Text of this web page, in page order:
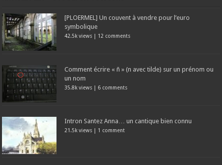
[PLOERMEL] Un couvent à vendre pour l’euro
symbolique
42.5k views | 12 comments
Comment écrire « ñ » (n avec tilde) sur un prénom ou
un nom
35.8k views | 6 comments
Intron Santez Anna… un cantique bien connu
21.5k views | 1 comment